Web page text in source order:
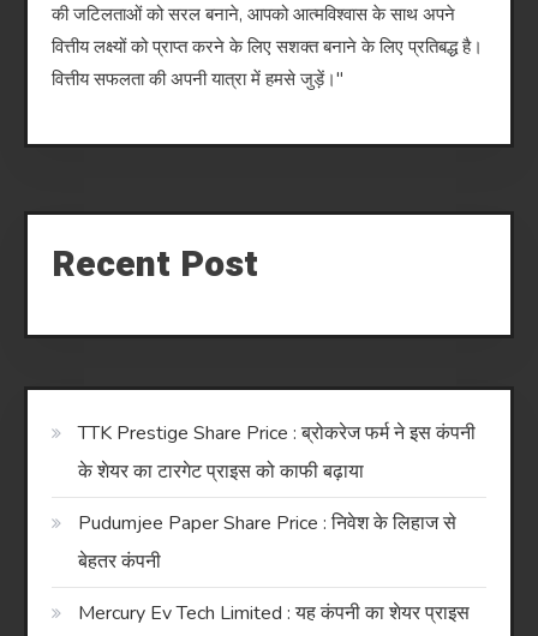
की जटिलताओं को सरल बनाने, आपको आत्मविश्वास के साथ अपने
वित्तीय लक्ष्यों को प्राप्त करने के लिए सशक्त बनाने के लिए प्रतिबद्ध है।
वित्तीय सफलता की अपनी यात्रा में हमसे जुड़ें।"
Recent Post
TTK Prestige Share Price : ब्रोकरेज फर्म ने इस कंपनी
के शेयर का टारगेट प्राइस को काफी बढ़ाया
Pudumjee Paper Share Price : निवेश के लिहाज से
बेहतर कंपनी
Mercury Ev Tech Limited : यह कंपनी का शेयर प्राइस